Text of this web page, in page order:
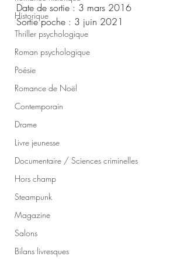
Historique
Thriller psychologique
Roman psychologique
Poésie
Romance de Noël
Contemporain
Drame
Livre jeunesse
Documentaire / Sciences criminelles
Hors champ
Steampunk
Magazine
Salons
Bilans livresques
Date de sortie : 3 mars 2016
Sortie poche : 3 juin 2021